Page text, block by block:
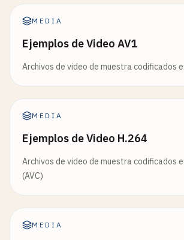
MEDIA
Ejemplos de Video AV1
Archivos de video de muestra codificados
MEDIA
Ejemplos de Video H.264
Archivos de video de muestra codificados
(AVC)
MEDIA